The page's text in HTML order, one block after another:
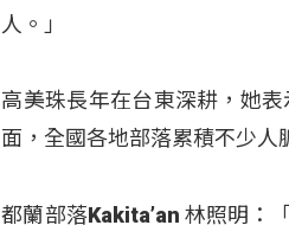
人。」
高美珠長年在台東深耕，她
面，全國各地部落累積不少人
都蘭部落Kakita’an 林照明：